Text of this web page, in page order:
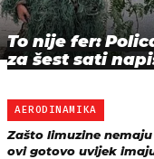
To nije fer:
za šest sati
AERODINAMIKA
Zašto limuzine
ovi gotovo uvijek